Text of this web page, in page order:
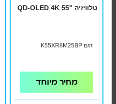
טלוויזיה "55 QD-OLED 4K
דגם K55XR8M25BP
מחיר מיוחד